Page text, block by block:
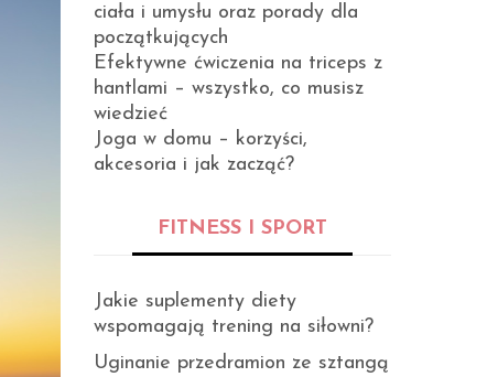
ciała i umysłu oraz porady dla
początkujących
Efektywne ćwiczenia na triceps z
hantlami – wszystko, co musisz
wiedzieć
Joga w domu – korzyści,
akcesoria i jak zacząć?
FITNESS I SPORT
Jakie suplementy diety
wspomagają trening na siłowni?
Uginanie przedramion ze sztangą